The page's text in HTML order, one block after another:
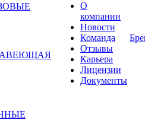
О
компании
Новости
Команда
Отзывы
Карьера
Лицензии
Документы